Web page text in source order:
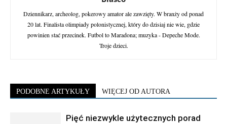
Dziennikarz, archeolog, pokerowy amator ale zawzięty. W branży od ponad
20 lat. Finalista olimpiady polonistycznej, który do dzisiaj nie wie, gdzie
powinien stać przecinek. Futbol to Maradona; muzyka - Depeche Mode.
Troje dzieci.
PODOBNE ARTYKUŁY WIĘCEJ OD AUTORA
Pięć niezwykle użytecznych porad